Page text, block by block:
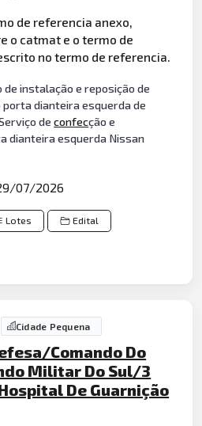
de referencia anexo,
o catmat e o termo de
no termo de referencia.
instalação e reposição de
porta dianteira esquerda de
deconfecção e
dianteira esquerda Nissan
07/2026
Lotes Edital
Cidade Pequena
Comando Do
Militar Do Sul/3
De Guarnição